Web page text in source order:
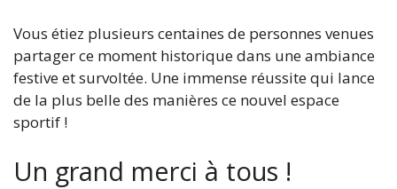
Vous étiez plusieurs centaines de personnes venues
partager ce moment historique dans une ambiance
festive et survoltée. Une immense réussite qui lance
de la plus belle des manières ce nouvel espace
sportif !
Un grand merci à tous !